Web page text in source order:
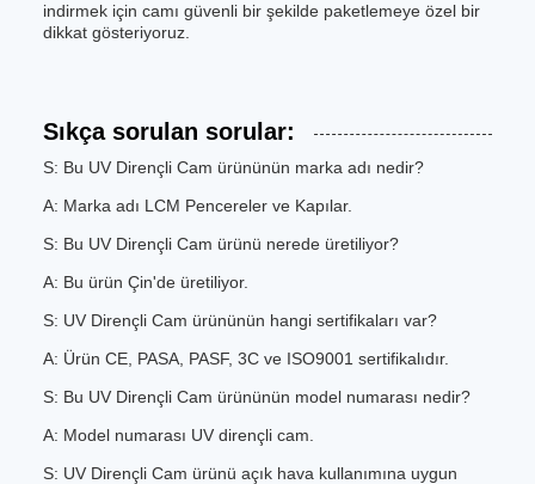
indirmek için camı güvenli bir şekilde paketlemeye özel bir
dikkat gösteriyoruz.
Sıkça sorulan sorular:
S: Bu UV Dirençli Cam ürününün marka adı nedir?
A: Marka adı LCM Pencereler ve Kapılar.
S: Bu UV Dirençli Cam ürünü nerede üretiliyor?
A: Bu ürün Çin'de üretiliyor.
S: UV Dirençli Cam ürününün hangi sertifikaları var?
A: Ürün CE, PASA, PASF, 3C ve ISO9001 sertifikalıdır.
S: Bu UV Dirençli Cam ürününün model numarası nedir?
A: Model numarası UV dirençli cam.
S: UV Dirençli Cam ürünü açık hava kullanımına uygun